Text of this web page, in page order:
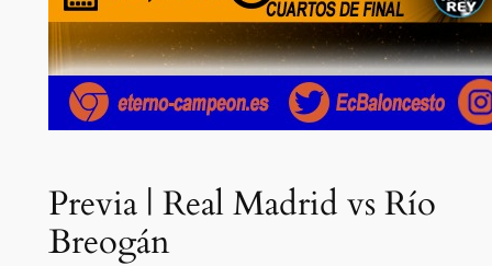
Previa | Real Madrid vs Río
Breogán